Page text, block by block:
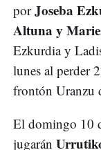
porJoseba
Altuna y
Ezkurdia y
lunes al perder
frontón Uranzu
El domingo 10
jugarán